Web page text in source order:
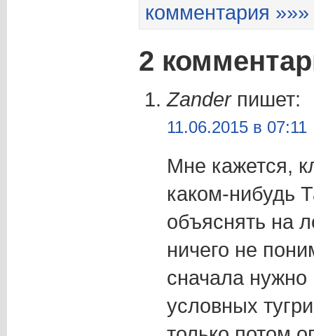
комментария »»»
2
Zanderпишет:
11.06.2015 в 07:11
Мне кажется,
каком-нибудь
объяснять на
ничего не
сначала
условных